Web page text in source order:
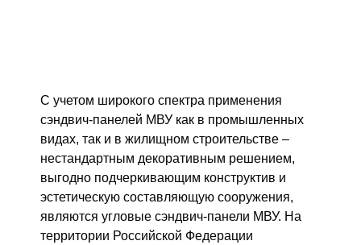
С учетом широкого спектра применения
сэндвич-панелей МВУ как в промышленных
видах, так и в жилищном строительстве –
нестандартным декоративным решением,
выгодно подчеркивающим конструктив и
эстетическую составляющую сооружения,
являются угловые сэндвич-панели МВУ. На
территории Российской Федерации